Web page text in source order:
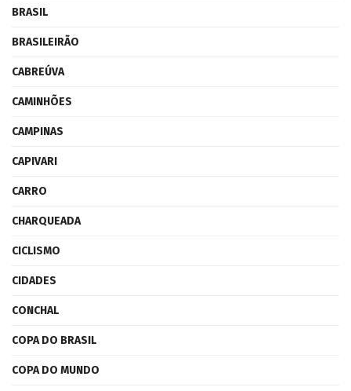
BRASIL
BRASILEIRÃO
CABREÚVA
CAMINHÕES
CAMPINAS
CAPIVARI
CARRO
CHARQUEADA
CICLISMO
CIDADES
CONCHAL
COPA DO BRASIL
COPA DO MUNDO